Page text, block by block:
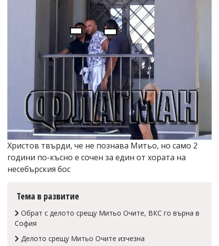
k.kassabova@flagman.bg
редактор:
office@flagman.bg
Коментарите
под
статиите
читателите
редакцията
носи
Христов твърди, че не познава Митьо, но само 2
години по-късно е сочен за един от хората на
несебърския бос
Тема в развитие
Обрат с делото срещу Митьо Очите, ВКС го върна в
София
Делото срещу Митьо Очите изчезна